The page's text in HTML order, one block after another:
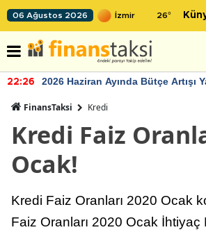
06 Ağustos 2026 26°
22:26 2026 Haziran Ayında Bütçe Artışı
FinansTaksi Kredi
Kredi Faiz
Ocak!
Kredi Faiz Oranları 2020 Ocak
Faiz Oranları 2020 Ocak İhtiyaç